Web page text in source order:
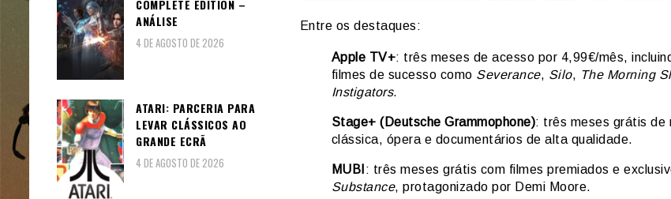
Entre os destaques:
Apple TV+: três meses de acesso por 4,99€/mês,
filmes de sucesso como Severance, Silo, The Morning
Instigators.
Stage+ (Deutsche Grammophone): três meses grátis de
clássica, ópera e documentários de alta qualidade.
MUBI : três meses grátis com filmes premiados e
Substance, protagonizado por Demi Moore.
COMPLETE EDITION –
ANÁLISE
4 DE AGOSTO DE 2026
ATARI: PARCERIA PARA
LEVAR CLÁSSICOS AO
GRANDE ECRÃ
4 DE AGOSTO DE 2026